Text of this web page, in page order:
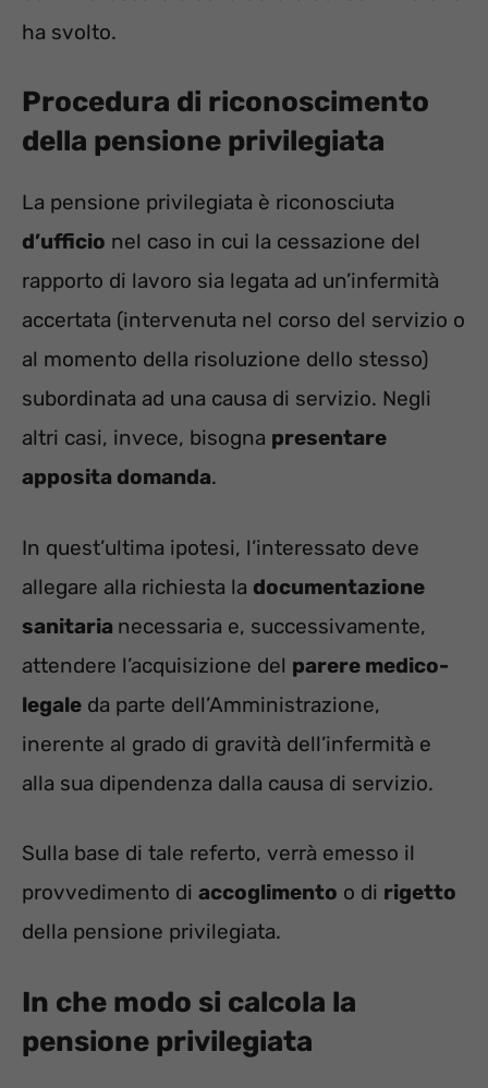
ha svolto.
Procedura di riconoscimento
della pensione privilegiata
La pensione privilegiata è riconosciuta
d’ufficio nel caso in cui la cessazione del
rapporto di lavoro sia legata ad un’infermità
accertata (intervenuta nel corso del servizio o
al momento della risoluzione dello stesso)
subordinata ad una causa di servizio. Negli
altri casi, invece, bisogna presentare
apposita domanda.
In quest’ultima ipotesi, l’interessato deve
allegare alla richiesta la documentazione
sanitaria necessaria e, successivamente,
attendere l’acquisizione del parere medico-
legale da parte dell’Amministrazione,
inerente al grado di gravità dell’infermità e
alla sua dipendenza dalla causa di servizio.
Sulla base di tale referto, verrà emesso il
provvedimento di accoglimento o di rigetto
della pensione privilegiata.
In che modo si calcola la
pensione privilegiata